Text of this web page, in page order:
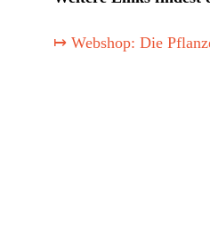
↦ Webshop: Die